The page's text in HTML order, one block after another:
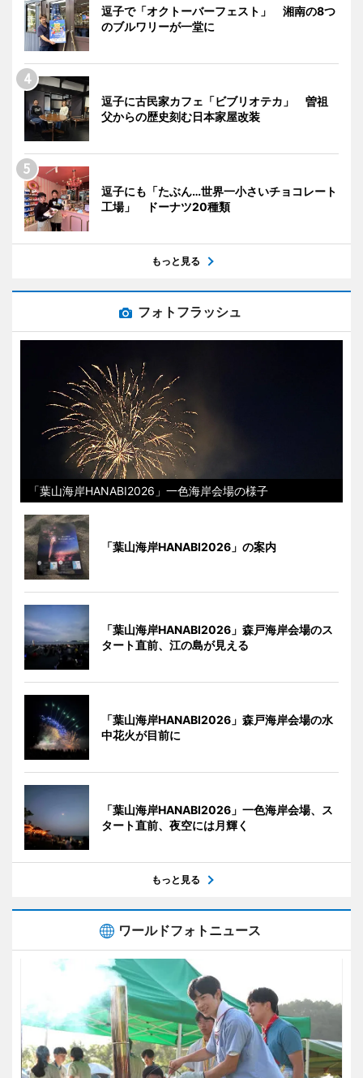
逗子で「オクトーバーフェスト」 湘南の8つ
のブルワリーが一堂に
逗子に古民家カフェ「ビブリオテカ」 曽祖
父からの歴史刻む日本家屋改装
逗子にも「たぶん…世界一小さいチョコレート
工場」 ドーナツ20種類
もっと見る
フォトフラッシュ
「葉山海岸HANABI2026」一色海岸会場の様子
「葉山海岸HANABI2026」の案内
「葉山海岸HANABI2026」森戸海岸会場のス
タート直前、江の島が見える
「葉山海岸HANABI2026」森戸海岸会場の水
中花火が目前に
「葉山海岸HANABI2026」一色海岸会場、ス
タート直前、夜空には月輝く
もっと見る
ワールドフォトニュース